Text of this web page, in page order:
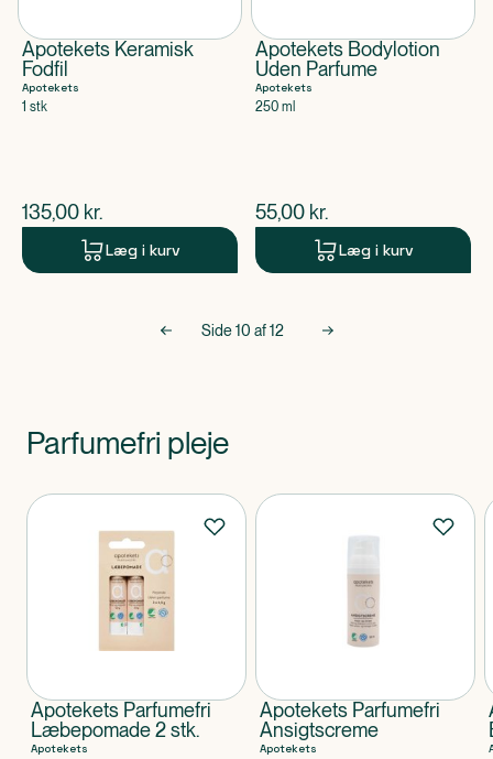
Apotekets Keramisk
Fodfil
Apotekets
1 stk
$nuværende pris
135,00 kr.
Læg i kurv
Apotekets Bodylotion
Uden Parfume
Apotekets
250 ml
$nuværende pris
55,00 kr.
Læg i kurv
Side10 af12
Parfumefri pleje
Produkter
Apotekets Parfumefri
Læbepomade 2 stk.
Apotekets
Apotekets Parfumefri
Ansigtscreme
Apotekets